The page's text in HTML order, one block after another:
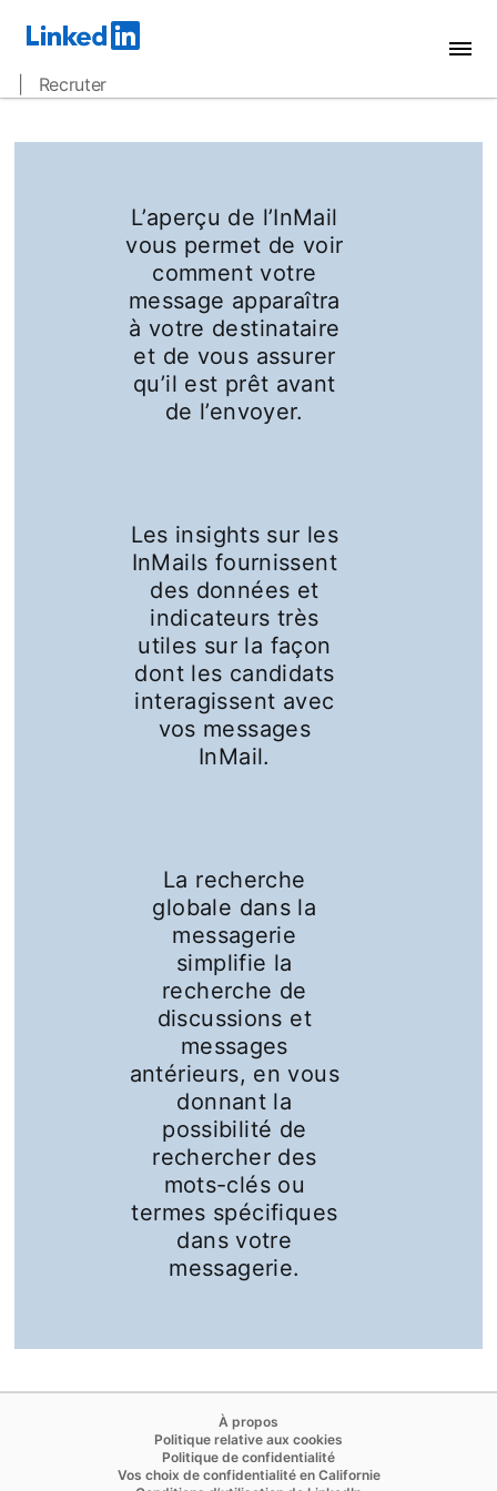
| Recruter
L’aperçu de l’InMail
vous permet de voir
comment votre
message apparaîtra
à votre destinataire
et de vous assurer
qu’il est prêt avant
de l’envoyer.
Les insights sur les
InMails fournissent
des données et
indicateurs très
utiles sur la façon
dont les candidats
interagissent avec
vos messages
InMail.
La recherche
globale dans la
messagerie
simplifie la
recherche de
discussions et
messages
antérieurs, en vous
donnant la
possibilité de
rechercher des
mots-clés ou
termes spécifiques
dans votre
messagerie.
À propos
Politique relative aux cookies
Politique de confidentialité
Vos choix de confidentialité en Californieopens in a new